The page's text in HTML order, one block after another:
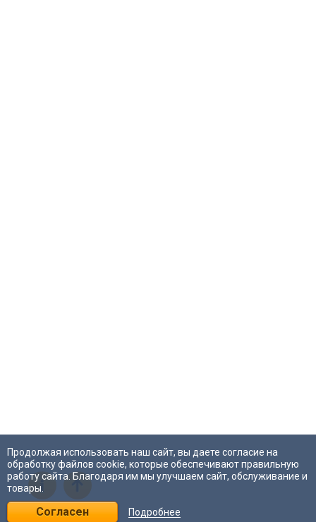
Продолжая использовать наш сайт, вы даете согласие на
обработку файлов cookie, которые обеспечивают правильную
работу сайта. Благодаря им мы улучшаем сайт, обслуживание и
товары.
Согласен Подробнее
i